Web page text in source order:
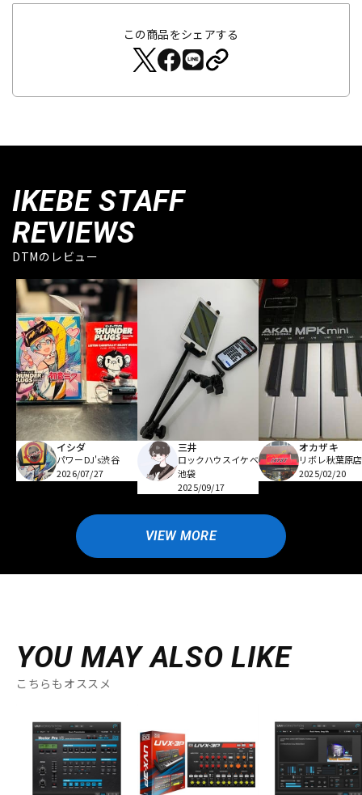
この商品をシェアする
IKEBE STAFF
REVIEWS
DTMのレビュー
イシダ
パワーDJ's渋谷
2026/07/27
三井
ロックハウスイケベ
池袋
2025/09/17
オカザキ
リボレ秋葉原店
2025/02/20
VIEW MORE
YOU MAY ALSO LIKE
こちらもオススメ